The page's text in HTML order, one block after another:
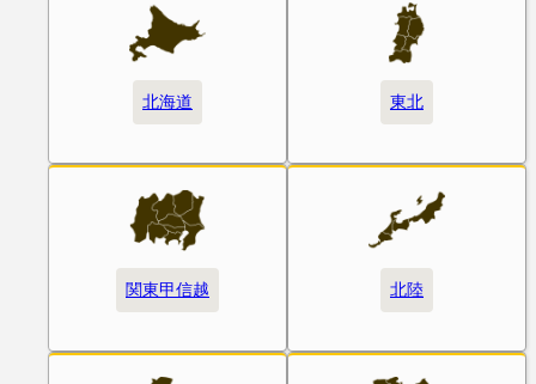
北海道 東北
関東甲信越 北陸